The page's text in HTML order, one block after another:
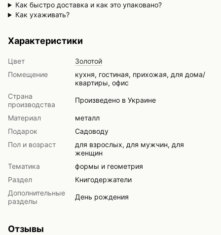
Как быстро доставка и как это упаковано?
Как ухаживать?
Характеристики
Цвет
Золотой
Помещение
кухня, гостиная, прихожая, для дома/
квартиры, офис
Страна
производства
Произведено в Украине
Материал
металл
Подарок
Садоводу
Пол и возраст
для взрослых, для мужчин, для
женщин
Тематика
формы и геометрия
Раздел
Книгодержатели
Дополнительные
разделы
День рождения
Отзывы